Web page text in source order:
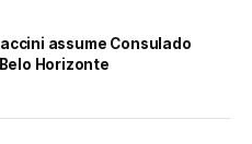
assume Consulado
Horizonte